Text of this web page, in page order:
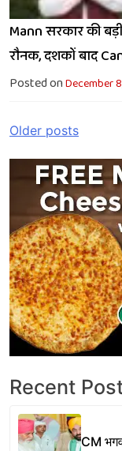
Mann सरकार की
रौनक, दशकों बाद
Posted onDecember
Posts
navigation
Older posts
Recent
CM